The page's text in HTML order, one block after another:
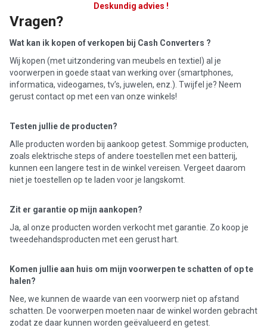
Deskundig advies !
Vragen?
Wat kan ik kopen of verkopen bij Cash Converters ?
Wij kopen (met uitzondering van meubels en textiel) al je
voorwerpen in goede staat van werking over (smartphones,
informatica, videogames, tv’s, juwelen, enz.). Twijfel je? Neem
gerust contact op met een van onze winkels!
Testen jullie de producten?
Alle producten worden bij aankoop getest. Sommige producten,
zoals elektrische steps of andere toestellen met een batterij,
kunnen een langere test in de winkel vereisen. Vergeet daarom
niet je toestellen op te laden voor je langskomt.
Zit er garantie op mijn aankopen?
Ja, al onze producten worden verkocht met garantie. Zo koop je
tweedehandsproducten met een gerust hart.
Komen jullie aan huis om mijn voorwerpen te schatten of op te
halen?
Nee, we kunnen de waarde van een voorwerp niet op afstand
schatten. De voorwerpen moeten naar de winkel worden gebracht
zodat ze daar kunnen worden geëvalueerd en getest.